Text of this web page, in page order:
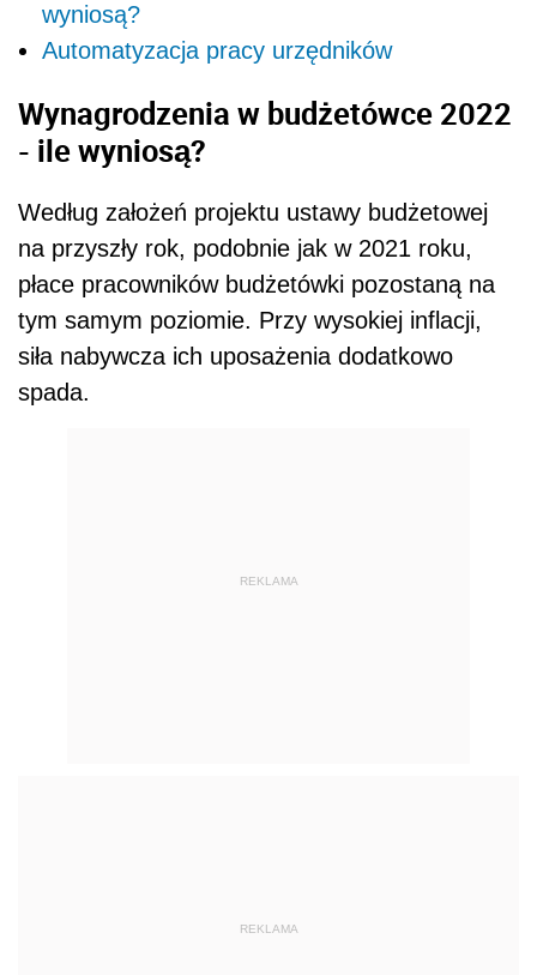
wyniosą?
Automatyzacja pracy urzędników
Wynagrodzenia w budżetówce 2022
- ile wyniosą?
Według założeń projektu ustawy budżetowej
na przyszły rok, podobnie jak w 2021 roku,
płace pracowników budżetówki pozostaną na
tym samym poziomie. Przy wysokiej inflacji,
siła nabywcza ich uposażenia dodatkowo
spada.
REKLAMA
REKLAMA